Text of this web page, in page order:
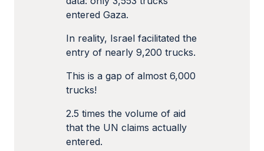
entered Gaza.
In reality, Israel facilitated the
entry of nearly 9,200 trucks.
This is a gap of almost 6,000
trucks!
2.5 times the volume of aid
that the UN claims actually
entered.